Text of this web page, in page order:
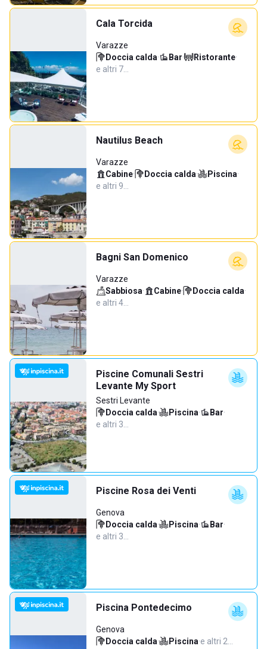
Cala Torcida
Varazze
Doccia calda· Bar· Ristorante·
e altri 7…
Nautilus Beach
Varazze
Cabine· Doccia calda· Piscina·
e altri 9…
Bagni San Domenico
Varazze
Sabbiosa· Cabine· Doccia calda·
e altri 4…
Piscine Comunali Sestri
Levante My Sport
Sestri Levante
Doccia calda· Piscina· Bar·
e altri 3…
Piscine Rosa dei Venti
Genova
Doccia calda· Piscina· Bar·
e altri 3…
Piscina Pontedecimo
Genova
Doccia calda· Piscina·e altri 2…